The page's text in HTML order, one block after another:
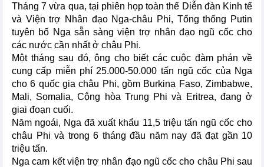
Tháng 7 vừa qua, tại phiên họp toàn thể Diễn đàn Kinh tế
và Viện trợ Nhân đạo Nga-châu Phi, Tổng thống Putin
tuyên bố Nga sẵn sàng viện trợ nhân đạo ngũ cốc cho
các nước cần nhất ở châu Phi.
Một tháng sau đó, ông cho biết các cuộc đàm phán về
cung cấp miễn phí 25.000-50.000 tấn ngũ cốc của Nga
cho 6 quốc gia châu Phi, gồm Burkina Faso, Zimbabwe,
Mali, Somalia, Cộng hòa Trung Phi và Eritrea, đang ở
giai đoạn cuối.
Năm ngoái, Nga đã xuất khẩu 11,5 triệu tấn ngũ cốc cho
châu Phi và trong 6 tháng đầu năm nay đã đạt gần 10
triệu tấn.
Nga cam kết viện trợ nhân đạo ngũ cốc cho châu Phi sau